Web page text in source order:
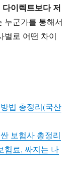
다이렉트보다 저
누군가를 통해서
별로 어떤 차이
법 총정리(국산
보험사 총정리
험료, 싸지는 나